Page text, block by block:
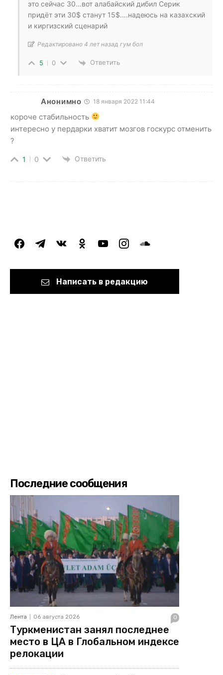
это сейчас 30…вот алабайский дибил Серик
придёт эти 30$ станут 15$….надеюсь на казахский
и киргизский сценарий
Редактировано 4 лет назад гум бол
5 0 Ответить
Анонимно 18 января 2022 11:44
короче стабильность
интересно у пердарки хватит мозгов госкурс отменить
?
1 0 Ответить
facebooktelegramvkontakteodnoklassniki
youtubeinstagramsoundcloud
Написать в редакцию
Последние сообщения
Лента 06 августа 2026 0
Туркменистан занял последнее
место в ЦА в Глобальном индексе
релокации